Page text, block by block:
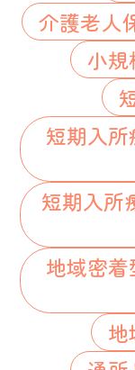
介護老人
小
短期入
短期入所
地域密
地